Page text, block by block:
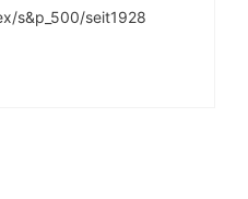
s&p_500/seit1928